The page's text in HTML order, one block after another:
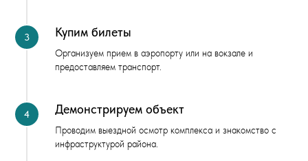
Купим билеты
Организуем прием в аэропорту или на вокзале и
предоставляем транспорт.
Демонстрируем объект
Проводим выездной осмотр комплекса и знакомство с
инфраструктурой района.